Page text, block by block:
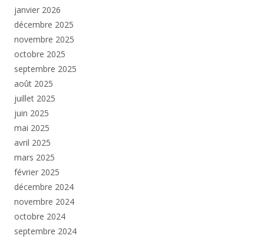
janvier 2026
décembre 2025
novembre 2025
octobre 2025
septembre 2025
août 2025
juillet 2025
juin 2025
mai 2025
avril 2025
mars 2025
février 2025
décembre 2024
novembre 2024
octobre 2024
septembre 2024